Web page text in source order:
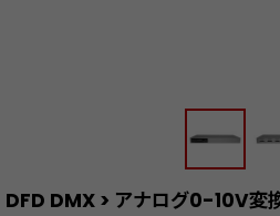
DFD DMX > アナログ0-10V変